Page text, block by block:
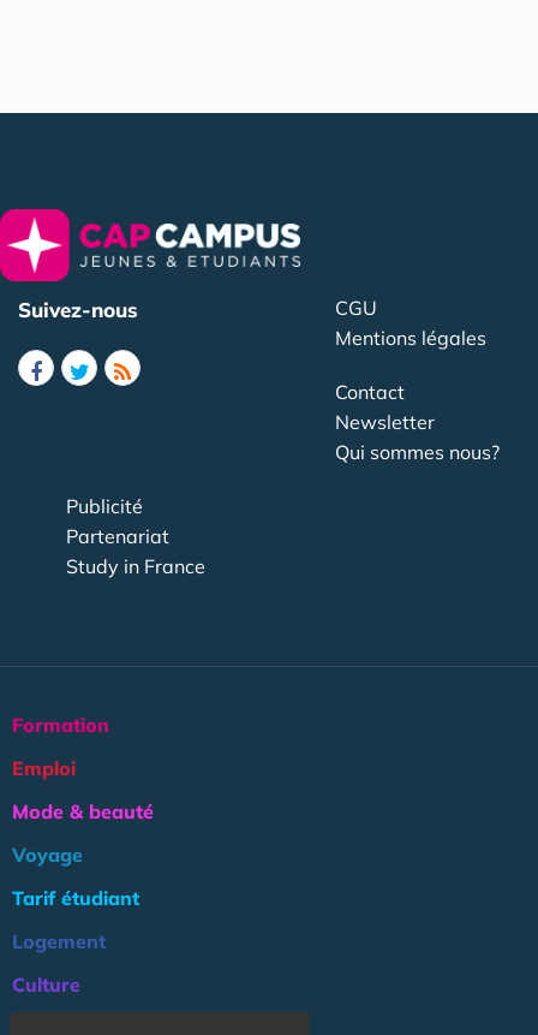
Suivez-nous
CGU
Mentions légales
Contact
Newsletter
Qui sommes nous?
Publicité
Partenariat
Study in France
Formation
Emploi
Mode & beauté
Voyage
Tarif étudiant
Logement
Culture